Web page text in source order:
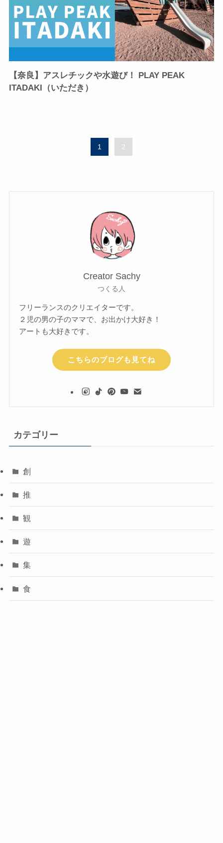
【奈良】アスレチックや水遊び！ PLAY PEAK
ITADAKI（いただき）
1 2
Creator Sachy
つくる人
フリーランスのクリエイターです。
２児の男の子のママで、お出かけ大好き！
アートも大好きです。
こちらのブログも見てね
カテゴリー
創
推
観
遊
集
食